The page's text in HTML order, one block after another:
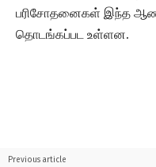
பரிசோதனைகள் இந்த
தொடங்கப்பட உள்ளன.
Previous article